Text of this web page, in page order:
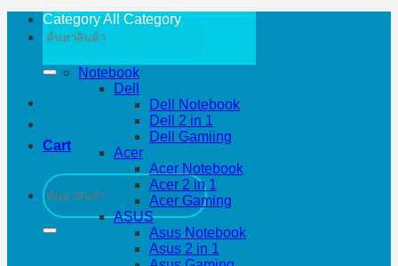
Search
for:
Cart
Search
for:
Category All Category
Notebook
Dell
Dell Notebook
Dell 2 in 1
Dell Gamiing
Acer
Acer Notebook
Acer 2 in 1
Acer Gaming
ASUS
Asus Notebook
Asus 2 in 1